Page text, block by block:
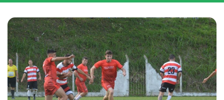
Gabinete do Vice-prefeito
História do Município
Símbolos Oficiais
Estrutura Organizacional